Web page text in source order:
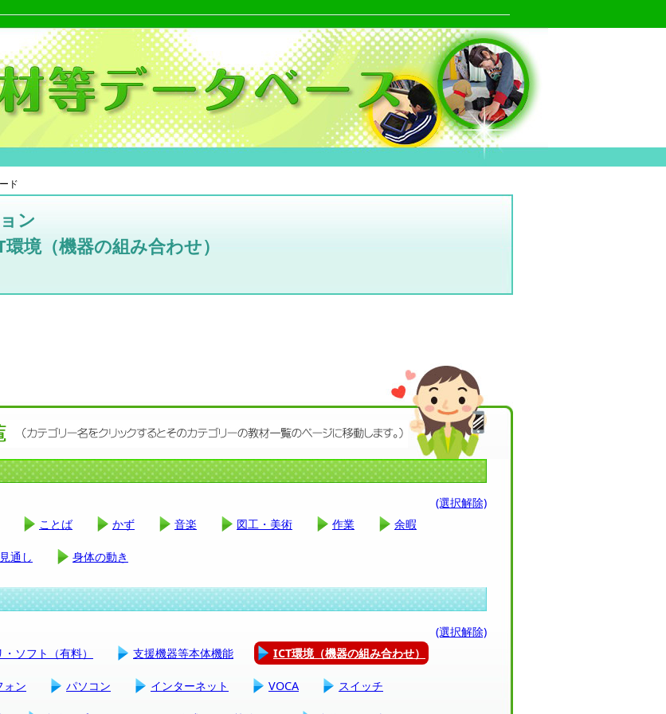
ド
ン
境（機器の組み合わせ）
(選択解除)
ことば かず 音楽 図工・美術 作業 余暇
通し 身体の動き
(選択解除)
ソフト（有料） 支援機器等本体機能 ICT環境（機器の組み合わせ）
ォン パソコン インターネット VOCA スイッチ